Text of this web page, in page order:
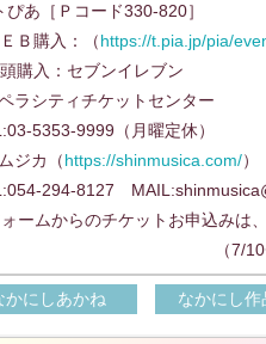
あ［Ｐコード330-820］
（https://t.pia.jp/pia/
ンイレブン
ケットセンター
（月曜定休）
（https://shinmusica.com/）
チケットお申込みは
ット発売
かにしあかね なかにし作